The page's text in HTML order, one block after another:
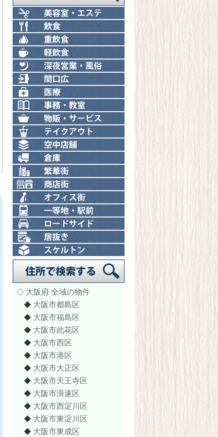
◇ 大阪府 全域の物件
◆ 大阪市都島区
◆ 大阪市福島区
◆ 大阪市此花区
◆ 大阪市西区
◆ 大阪市港区
◆ 大阪市大正区
◆ 大阪市天王寺区
◆ 大阪市浪速区
◆ 大阪市西淀川区
◆ 大阪市東淀川区
◆ 大阪市東成区